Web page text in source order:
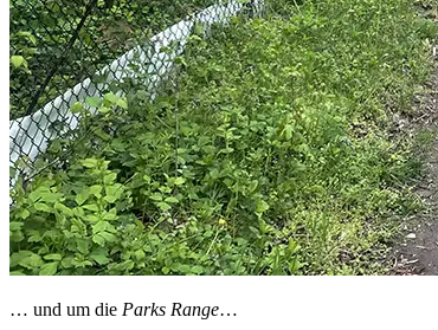
… und um die Parks Range…